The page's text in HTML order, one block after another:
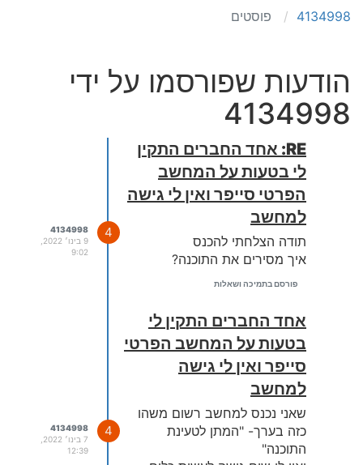
4134998 פוסטים
הודעות שפורסמו על ידי
4134998
RE: אחד החברים התקין
לי בטעות על המחשב
הפרטי סייפר ואין לי גישה
למחשב
תודה הצלחתי להכנס
איך מסירים את התוכנה?
פורסם בתמיכה ושאלות
4
4134998
9:02
אחד החברים התקין לי
בטעות על המחשב הפרטי
סייפר ואין לי גישה
למחשב
שאני נכנס למחשב רשום משהו
כזה בערך- "המתן לטעינת
התוכנה"
4
4134998
12:39